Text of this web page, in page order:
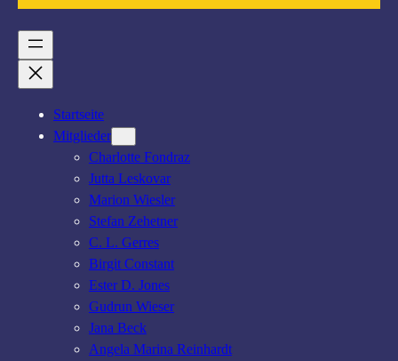
Startseite
Mitglieder
Charlotte Fondraz
Jutta Leskovar
Marion Wiesler
Stefan Zehetner
C. L. Gerres
Birgit Constant
Ester D. Jones
Gudrun Wieser
Jana Beck
Angela Marina Reinhardt